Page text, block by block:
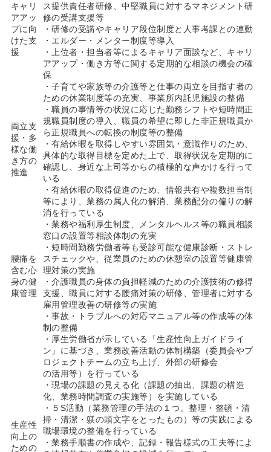
キャリ
アアッ
プに向
けた支
援
ス提供責任者研修、中堅職員に対するマネジメント研
修の受講支援等
・研修の受講やキャリア段位制度と人事考課との連動
・エルダー・メンター制度等導入
・上位者・担当者等によるキャリア面談など、キャリ
アアップ・働き方等に関する定期的な相談の機会の確
保
両立支
援・多
様な働
き方の
推進
・子育てや家族等の介護等と仕事の両立を目指す者の
ための休業制度等の充実、事業所内託児施設の整備
・職員の事情等の状況に応じた勤務シフトや短時間正
規職員制度の導入、職員の希望に即した非正規職員か
ら正規職員への転換の制度等の整備
・有給休暇を取得しやすい雰囲気・意識作りのため、
具体的な取得目標を定めた上で、取得状況を定期的に
確認し、身近な上司等からの積極的な声かけを行って
いる
・有給休暇の取得促進のため、情報共有や複数担当制
等により、業務の属人化の解消、業務配分の偏りの解
消を行っている
腰痛を
含む心
身の健
康管理
・業務や福利厚生制度、メンタルヘルス等の職員相談
窓口の設置等相談体制の充実
・短時間勤務労働者等も受診可能な健康診断・ストレ
スチェックや、従業員のための休憩室の設置等健康管
理対策の実施
・介護職員の身体の負担軽減のための介護技術の修得
支援、職員に対する腰痛対策の研修、管理者に対する
雇用管理改善の研修等の実施
・事故・トラブルへの対応マニュアル等の作成等の体
制の整備
生産性
向上の
ための
・厚生労働省が示している「生産性向上ガイドライ
ン」に基づき、業務改善活動の体制構築（委員会やプ
ロジェクトチームの立ち上げ、外部の研修会
の活用等）を行っている
・現場の課題の見える化（課題の抽出、課題の構造
化、業務時間調査の実施等）を実施している
・５S活動（業務管理の手法の１つ。整理・整頓・清
掃・清潔・躾の頭文字をとったもの）等の実践による
職場環境の整備を行っている
・業務手順書の作成や、記録・報告様式の工夫等によ